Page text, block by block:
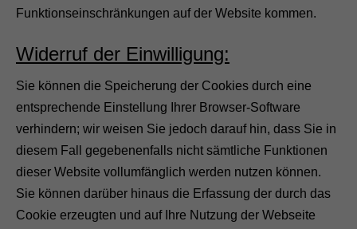
Funktionseinschränkungen auf der Website kommen.
Widerruf der Einwilligung:
Sie können die Speicherung der Cookies durch eine
entsprechende Einstellung Ihrer Browser-Software
verhindern; wir weisen Sie jedoch darauf hin, dass Sie in
diesem Fall gegebenenfalls nicht sämtliche Funktionen
dieser Website vollumfänglich werden nutzen können.
Sie können darüber hinaus die Erfassung der durch das
Cookie erzeugten und auf Ihre Nutzung der Webseite